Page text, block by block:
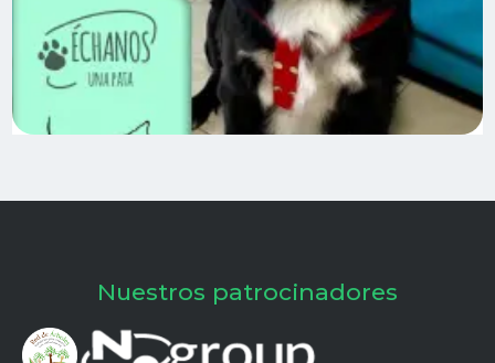
Nuestros patrocinadores